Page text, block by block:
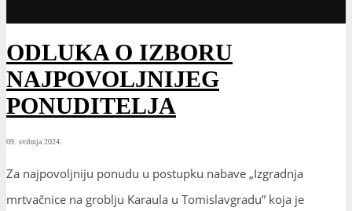
ODLUKA O IZBORU
NAJPOVOLJNIJEG
PONUDITELJA
09. svibnja 2024.
Za najpovoljniju ponudu u postupku nabave „Izgradnja
mrtvačnice na groblju Karaula u Tomislavgradu” koja je